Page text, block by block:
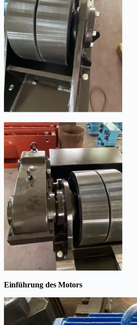
Einführung des Motors